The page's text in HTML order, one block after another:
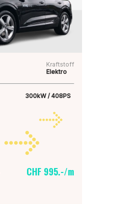
Kraftstoff
Elektro
300kW / 408PS
CHF 995.-/m